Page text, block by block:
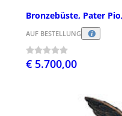
Bronzebüste, Pater
AUF BESTELLUNG
€ 5.700,00